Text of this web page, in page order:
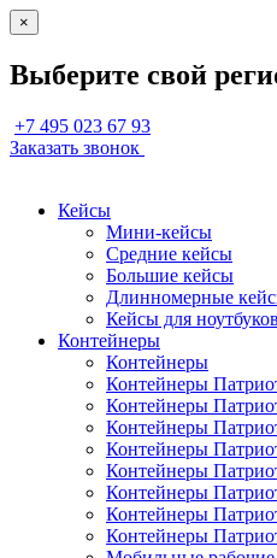
×
Выберите свой
+7 495 023 67 93
Заказать звонок
Кейсы
Мини-кейсы
Средние кейсы
Большие кейсы
Длинномерные
Кейсы для ноутбуков
Контейнеры
Контейнеры
Контейнеры
Контейнеры
Контейнеры
Контейнеры
Контейнеры
Контейнеры
Контейнеры
Контейнеры